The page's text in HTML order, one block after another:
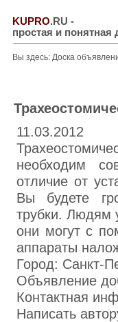
KUPRO.RU -
простая и
Вы здесь: Доска
11.03.2012
необходим
отличие от
Вы будете
трубки. Людям
они могут с
аппараты
Город: Санкт-
Объявление
Контактная
Написать